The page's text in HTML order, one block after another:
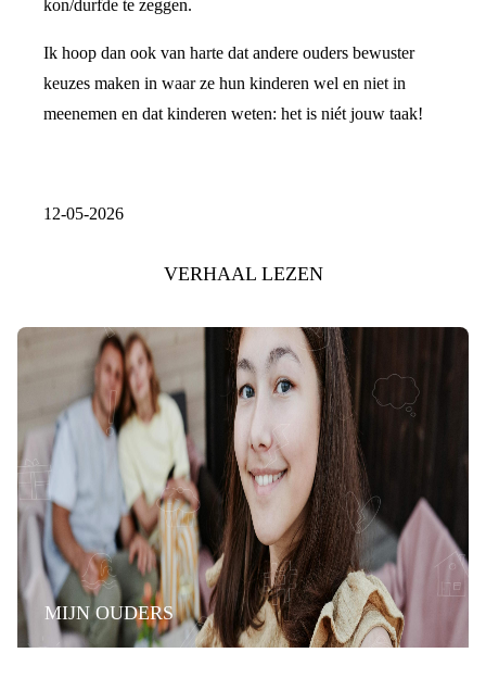
kon/durfde te zeggen.
Ik hoop dan ook van harte dat andere ouders bewuster
keuzes maken in waar ze hun kinderen wel en niet in
meenemen en dat kinderen weten: het is niét jouw taak!
12-05-2026
VERHAAL LEZEN
MIJN OUDERS